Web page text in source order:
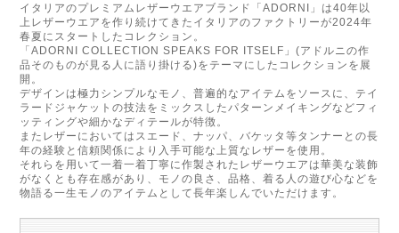
イタリアのプレミアムレザーウエアブランド「ADORNI」は40年以
上レザーウエアを作り続けてきたイタリアのファクトリーが2024年
春夏にスタートしたコレクション。
「ADORNI COLLECTION SPEAKS FOR ITSELF」(アドルニの作
品そのものが見る人に語り掛ける)をテーマにしたコレクションを展
開。
デザインは極力シンプルなモノ、普遍的なアイテムをソースに、テイ
ラードジャケットの技法をミックスしたパターンメイキングなどフィ
ッティングや細かなディテールが特徴。
またレザーにおいてはスエード、ナッパ、バケッタ等タンナーとの長
年の経験と信頼関係により入手可能な上質なレザーを使用。
それらを用いて一着一着丁寧に作製されたレザーウエアは華美な装飾
がなくとも存在感があり、モノの良さ、品格、着る人の遊び心などを
物語る一生モノのアイテムとして長年楽しんでいただけます。